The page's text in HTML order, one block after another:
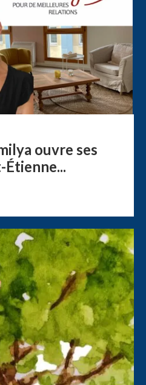
ouvre ses
Étienne...